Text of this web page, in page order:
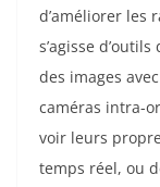
d’améliorer les
s’agisse
des images
caméras intra-
voir leurs
temps réel, ou